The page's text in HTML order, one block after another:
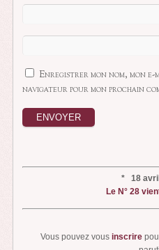
Enregistrer mon nom, mon
navigateur pour mon prochain
* 18
Le N° 28
Vous pouvez vous inscrire